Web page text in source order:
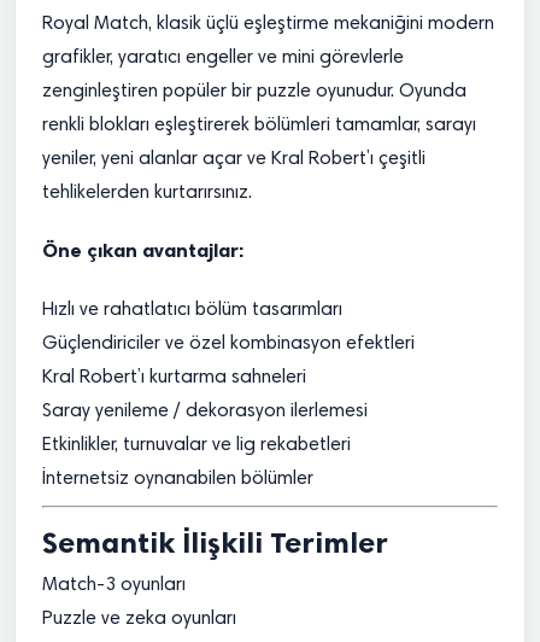
Royal Match, klasik üçlü eşleştirme mekaniğini modern
grafikler, yaratıcı engeller ve mini görevlerle
zenginleştiren popüler bir puzzle oyunudur. Oyunda
renkli blokları eşleştirerek bölümleri tamamlar, sarayı
yeniler, yeni alanlar açar ve Kral Robert’ı çeşitli
tehlikelerden kurtarırsınız.
Öne çıkan avantajlar:
Hızlı ve rahatlatıcı bölüm tasarımları
Güçlendiriciler ve özel kombinasyon efektleri
Kral Robert’ı kurtarma sahneleri
Saray yenileme / dekorasyon ilerlemesi
Etkinlikler, turnuvalar ve lig rekabetleri
İnternetsiz oynanabilen bölümler
Semantik İlişkili Terimler
Match-3 oyunları
Puzzle ve zeka oyunları